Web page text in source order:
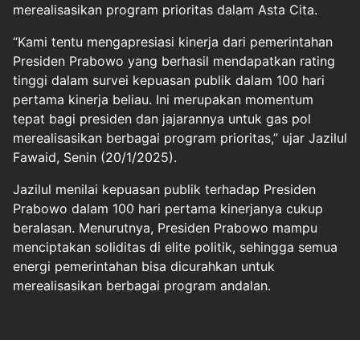
merealisasikan program prioritas dalam Asta Cita.
“Kami tentu mengapresiasi kinerja dari pemerintahan
Presiden Prabowo yang berhasil mendapatkan rating
tinggi dalam survei kepuasan publik dalam 100 hari
pertama kinerja beliau. Ini merupakan momentum
tepat bagi presiden dan jajarannya untuk gas pol
merealisasikan berbagai program prioritas,” ujar Jazilul
Fawaid, Senin (20/1/2025).
Jazilul menilai kepuasan publik terhadap Presiden
Prabowo dalam 100 hari pertama kinerjanya cukup
beralasan. Menurutnya, Presiden Prabowo mampu
menciptakan soliditas di elite politik, sehingga semua
energi pemerintahan bisa dicurahkan untuk
merealisasikan berbagai program andalan.